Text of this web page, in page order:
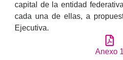
capital de la entidad
cada una de ellas, a
Ejecutiva.
Anexo 1